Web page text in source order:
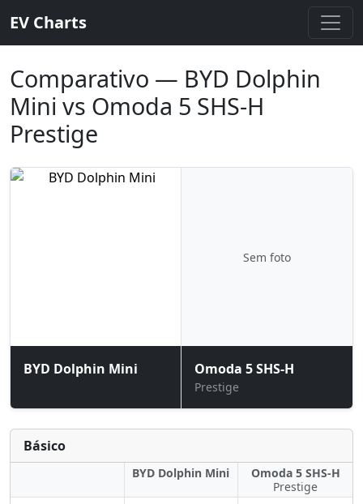
EV Charts
Comparativo — BYD Dolphin
Mini vs Omoda 5 SHS-H
Prestige
BYD Dolphin Mini
Sem foto
Omoda 5 SHS-H
Prestige
Básico
BYD Dolphin Mini
Omoda 5 SHS-H
Prestige